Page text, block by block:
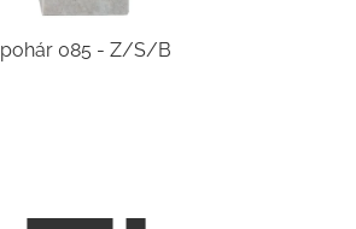
pohár 085 - Z/S/B